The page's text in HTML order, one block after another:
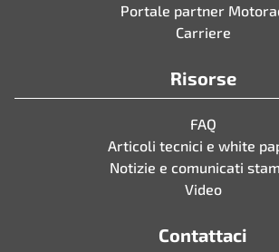
Portale partner
Carriere
Risorse
FAQ
Articoli tecnici e white
Notizie e comunicati
Video
Contattaci